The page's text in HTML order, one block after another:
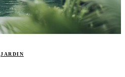
JARDIN